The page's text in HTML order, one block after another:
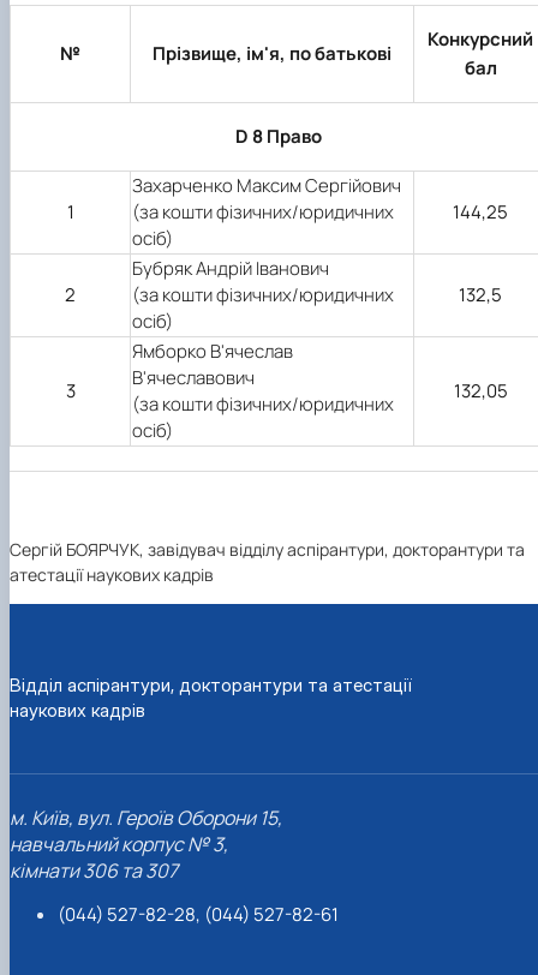
№ Прізвище, ім'я, по батькові
Конкурсний
бал
D 8 Право
1
Захарченко Максим Сергійович
(за кошти фізичних/юридичних
осіб)
144,25
2
Бубряк Андрій Іванович
(за кошти фізичних/юридичних
осіб)
132,5
3
Ямборко В'ячеслав
В'ячеславович
(за кошти фізичних/юридичних
осіб)
132,05
Сергій БОЯРЧУК, завідувач відділу аспірантури, докторантури та
атестації наукових кадрів
Відділ аспірантури, докторантури та атестації
наукових кадрів
м. Київ, вул. Героїв Оборони 15,
навчальний корпус № 3,
кімнати 306 та 307
(044) 527-82-28, (044) 527-82-61